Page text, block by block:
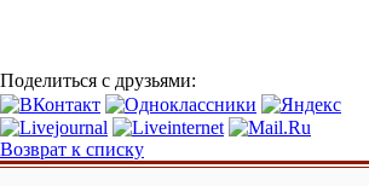
Поделиться с друзьями:
Возврат к списку